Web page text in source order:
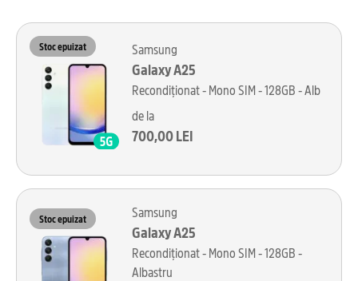
Stoc epuizat Samsung
Galaxy A25
Recondiționat - Mono SIM - 128GB - Alb
de la
700,00 LEI
Stoc epuizat Samsung
Galaxy A25
Recondiționat - Mono SIM - 128GB -
Albastru